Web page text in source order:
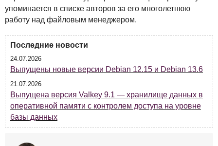
упоминается в списке авторов за его многолетнюю
работу над файловым менеджером.
Последние новости
24.07.2026
Выпущены новые версии Debian 12.15 и Debian 13.6
21.07.2026
Выпущена версия Valkey 9.1 — хранилище данных в
оперативной памяти с контролем доступа на уровне
базы данных